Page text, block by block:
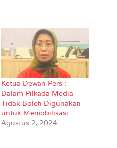
Ketua Dewan Pers :
Dalam Pilkada Media
Tidak Boleh Digunakan
untuk Memobilisasi
Agustus 2, 2024